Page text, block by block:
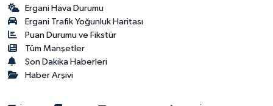
Ergani Hava Durumu
Ergani Trafik Yoğunluk Haritası
Puan Durumu ve Fikstür
Tüm Manşetler
Son Dakika Haberleri
Haber Arşivi